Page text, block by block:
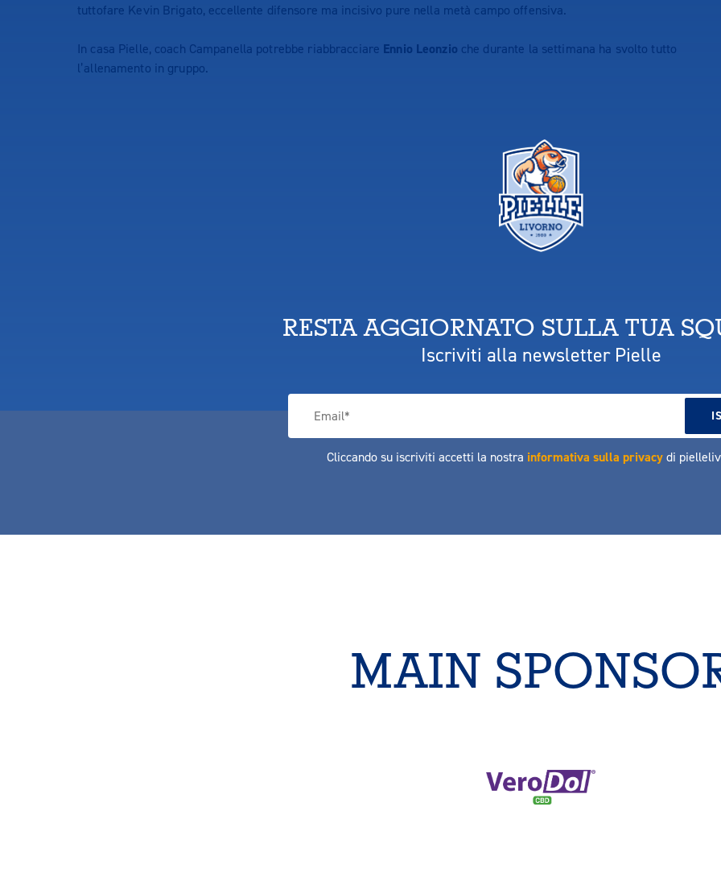
tuttofare Kevin Brigato, eccellente difensore ma incisivo pure nella metà campo offensiva.
In casa Pielle, coach Campanella potrebbe riabbracciare Ennio Leonzio che durante la settimana ha svolto tutto
l’allenamento in gruppo.
RESTA AGGIORNATO SULLA TUA
Iscriviti alla newsletter Pielle
Cliccando su iscriviti accetti la nostra informativa sulla privacydi
MAIN